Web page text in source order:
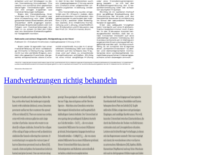
Handverletzungen richtig behandeln